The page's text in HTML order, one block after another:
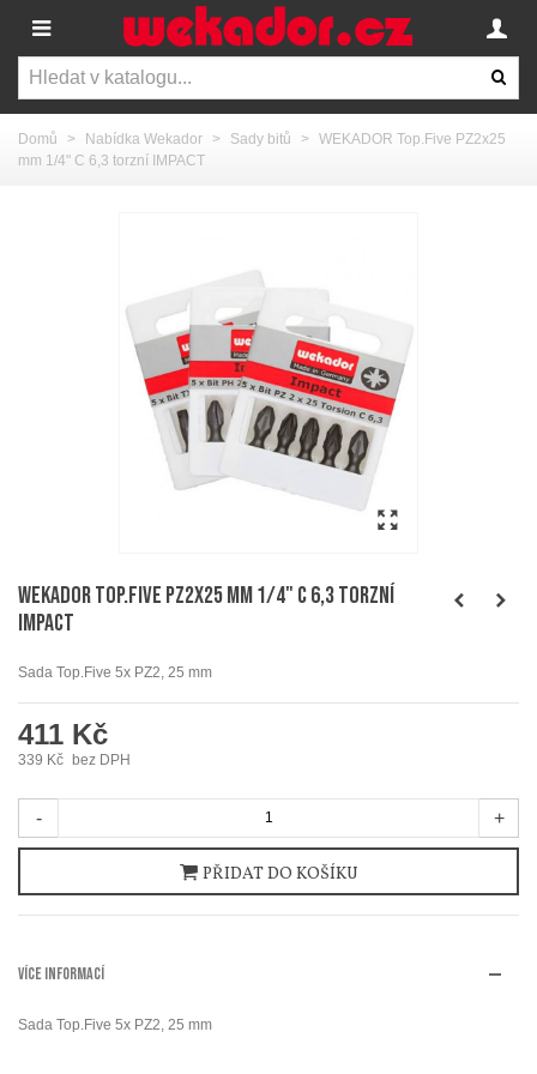
Domů > Nabídka Wekador > Sady bitů > WEKADOR Top.Five PZ2x25
mm 1/4" C 6,3 torzní IMPACT
WEKADOR Top.Five PZ2x25 mm 1/4" C 6,3 torzní
IMPACT
Sada Top.Five 5x PZ2, 25 mm
411 Kč
339 Kč bez DPH
- +
PŘIDAT DO KOŠÍKU
VÍCE INFORMACÍ
Sada Top.Five 5x PZ2, 25 mm